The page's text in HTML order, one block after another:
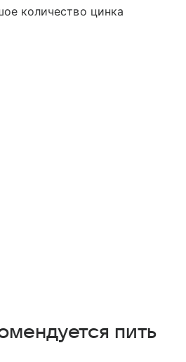
количество цинка
пить